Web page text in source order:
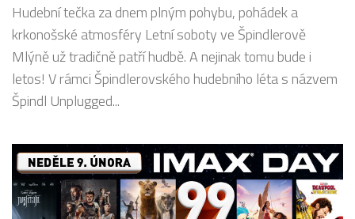
Hudební tečka za dnem plným pohybu, pohádek a
krkonošské atmosféry Letní soboty ve Špindlerově
Mlýně už tradičně patří hudbě. A nejinak tomu bude i
letos! V rámci Špindlerovského hudebního léta s názvem
Špindl Unplugged...